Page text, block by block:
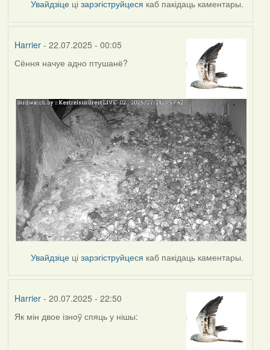
Увайдзіце цізарэгіструйцеся каб пакідаць каментары.
Harrier- 22.07.2025 - 00:05
Сёння начуе адно птушанё?
Увайдзіце цізарэгіструйцеся каб пакідаць каментары.
Harrier- 20.07.2025 - 22:50
Як мін двое ізноў спяць у нішы: